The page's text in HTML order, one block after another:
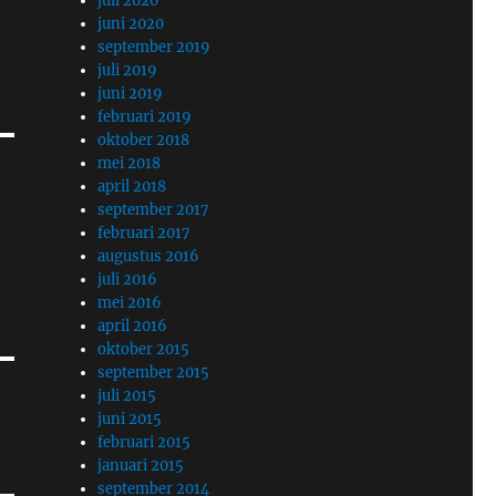
juni 2020
september 2019
juli 2019
juni 2019
februari 2019
oktober 2018
mei 2018
april 2018
september 2017
februari 2017
augustus 2016
juli 2016
mei 2016
april 2016
oktober 2015
september 2015
juli 2015
juni 2015
februari 2015
januari 2015
september 2014